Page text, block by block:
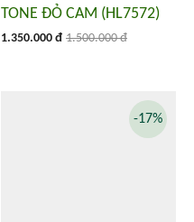
TONE ĐỎ CAM (HL7572)
1.350.000 đ 1.500.000 đ
-17%